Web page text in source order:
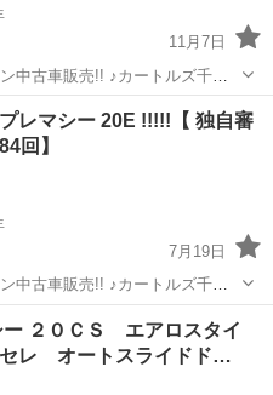
11月7日
中古車販売!! ♪カートルズ千葉
カートルズ
レマシー 20E !!!!!【 独自審
回】
7月19日
中古車販売!! ♪カートルズ千葉
ー ２０ＣＳ エアロスタイ
レ オートスライドド…